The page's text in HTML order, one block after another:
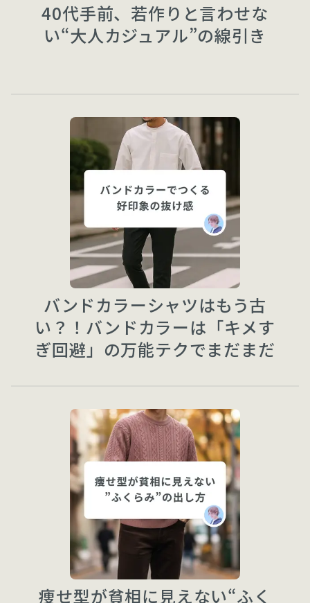
40代手前、若作りと言わせな
い“大人カジュアル”の線引き
バンドカラーシャツはもう古
い？！バンドカラーは「キメす
ぎ回避」の万能テクでまだまだ
痩せ型が貧相に見えない“ふく